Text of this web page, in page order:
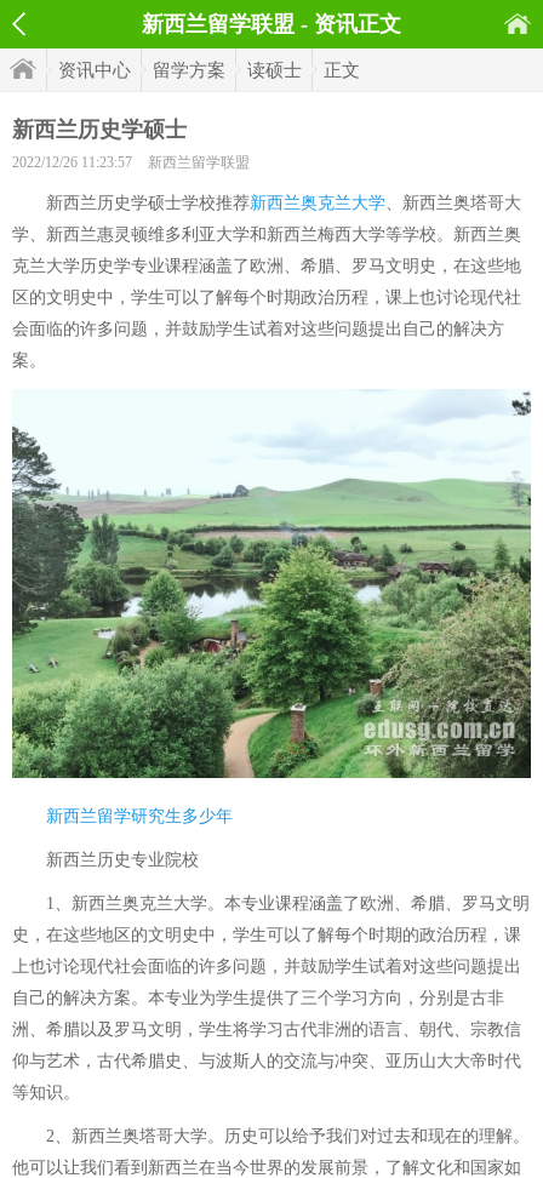
新西兰留学联盟 - 资讯正文
资讯中心 留学方案 读硕士 正文
新西兰历史学硕士
2022/12/26 11:23:57 新西兰留学联盟
新西兰历史学硕士学校推荐新西兰奥克兰大学、新西兰奥塔哥大
学、新西兰惠灵顿维多利亚大学和新西兰梅西大学等学校。新西兰奥
克兰大学历史学专业课程涵盖了欧洲、希腊、罗马文明史，在这些地
区的文明史中，学生可以了解每个时期政治历程，课上也讨论现代社
会面临的许多问题，并鼓励学生试着对这些问题提出自己的解决方
案。
新西兰留学研究生多少年
新西兰历史专业院校
1、新西兰奥克兰大学。本专业课程涵盖了欧洲、希腊、罗马文明
史，在这些地区的文明史中，学生可以了解每个时期的政治历程，课
上也讨论现代社会面临的许多问题，并鼓励学生试着对这些问题提出
自己的解决方案。本专业为学生提供了三个学习方向，分别是古非
洲、希腊以及罗马文明，学生将学习古代非洲的语言、朝代、宗教信
仰与艺术，古代希腊史、与波斯人的交流与冲突、亚历山大大帝时代
等知识。
2、新西兰奥塔哥大学。历史可以给予我们对过去和现在的理解。
他可以让我们看到新西兰在当今世界的发展前景，了解文化和国家如